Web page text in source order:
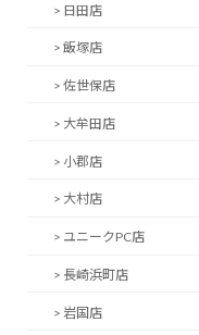
> 日田店
> 飯塚店
> 佐世保店
> 大牟田店
> 小郡店
> 大村店
> ユニークPC店
> 長崎浜町店
> 岩国店